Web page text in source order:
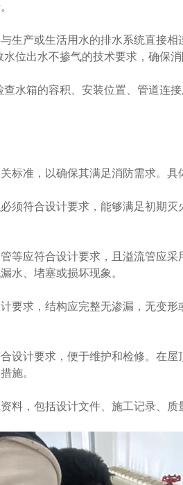
生产或生活用水的排水系统直接
位出水不掺气的技术要求，确保消
水箱的容积、安装位置、管道连
标准，以确保其满足消防需求。具
须符合设计要求，能够满足初期
等应符合设计要求，且溢流管应
水、堵塞或损坏现象。
要求，结构应完整无渗漏，无变
设计要求，便于维护和检修。在
施。
料，包括设计文件、施工记录、